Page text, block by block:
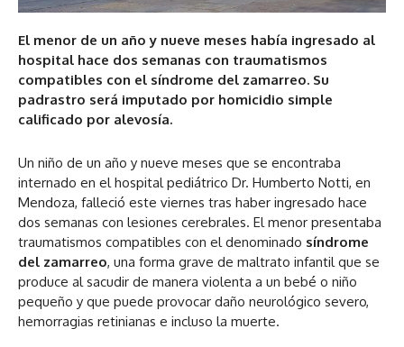
El menor de un año y nueve meses había ingresado al
hospital hace dos semanas con traumatismos
compatibles con el síndrome del zamarreo. Su
padrastro será imputado por homicidio simple
calificado por alevosía.
Un niño de un año y nueve meses que se encontraba
internado en el hospital pediátrico Dr. Humberto Notti, en
Mendoza, falleció este viernes tras haber ingresado hace
dos semanas con lesiones cerebrales. El menor presentaba
traumatismos compatibles con el denominado síndrome
del zamarreo, una forma grave de maltrato infantil que se
produce al sacudir de manera violenta a un bebé o niño
pequeño y que puede provocar daño neurológico severo,
hemorragias retinianas e incluso la muerte.